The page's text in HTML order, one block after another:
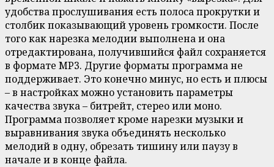
удобства прослушивания есть полоса прокрутки и
столбик показывающий уровень громкости. После
того как нарезка мелодии выполнена и она
отредактирована, получившийся файл сохраняется
в формате MP3. Другие форматы программа не
поддерживает. Это конечно минус, но есть и плюсы
– в настройках можно установить параметры
качества звука – битрейт, стерео или моно.
Программа позволяет кроме нарезки музыки и
выравнивания звука объединять несколько
мелодий в одну, обрезать тишину или паузу в
начале и в конце файла.